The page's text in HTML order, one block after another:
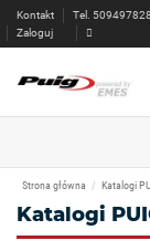
Kontakt Tel. 509497828
Zaloguj
Strona główna Katalogi
Katalogi